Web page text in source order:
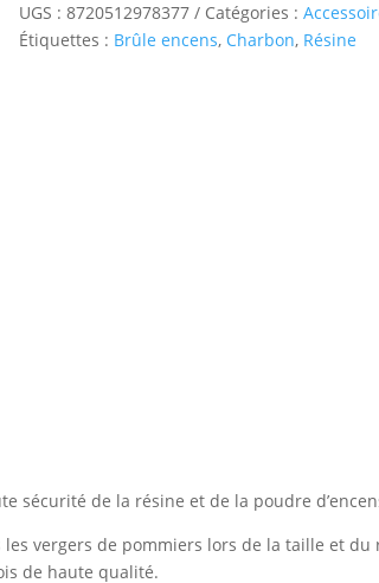
Charcoal
UGS : 8720512978377 Catégories :
Étiquettes : Brûle encens, Charbon, Résine
sécurité de la résine et de la poudre
vergers de pommiers lors de la taille et du
de haute qualité.